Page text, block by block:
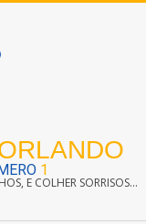
1
E COLHER SORRISOS...